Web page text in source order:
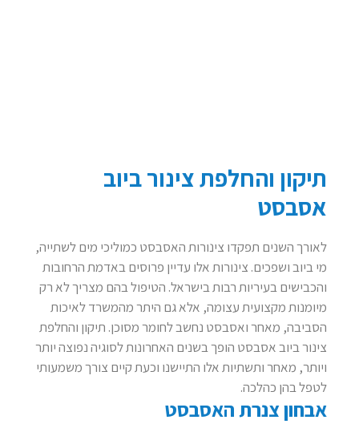
תיקון והחלפת צינור ביוב
אסבסט
לאורך השנים תפקדו צינורות האסבסט כמוליכי מים לשתייה,
מי ביוב ושפכים. צינורות אלו עדיין פרוסים באדמת הרחובות
והכבישים בעיריות רבות בישראל. הטיפול בהם מצריך לא רק
מיומנות מקצועית עצומה, אלא גם היתר מהמשרד לאיכות
הסביבה, מאחר ואסבסט נחשב לחומר מסוכן. תיקון והחלפת
צינור ביוב אסבסט הופך בשנים האחרונות לסוגיה נפוצה יותר
ויותר, מאחר ותשתיות אלו התיישנו וכעת קיים צורך משמעותי
לטפל בהן כהלכה.
אבחון צנרת האסבסט